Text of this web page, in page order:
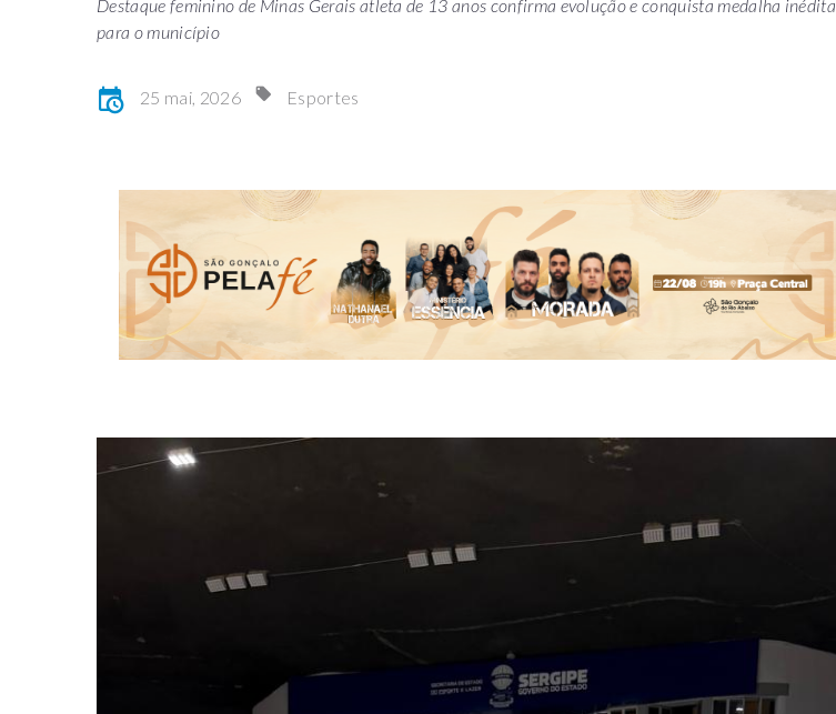
Destaque feminino de Minas Gerais atleta de 13 anos confirma evolução e conquista medalha inédita
para o município
25 mai, 2026 Esportes